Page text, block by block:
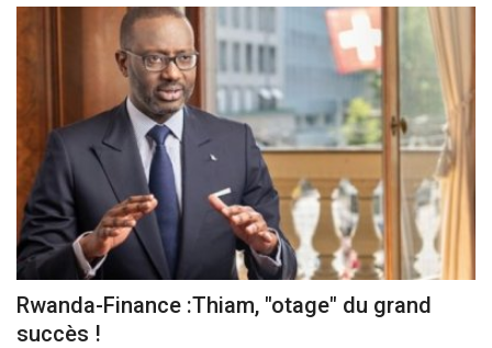
Rwanda-Finance :Thiam, "otage" du grand
succès !